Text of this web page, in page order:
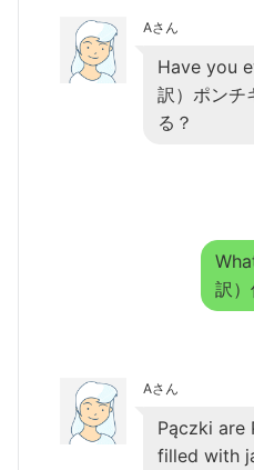
Aさん
Have you
訳）ポンチ
る？
訳）
Aさん
Pączki are
filled with